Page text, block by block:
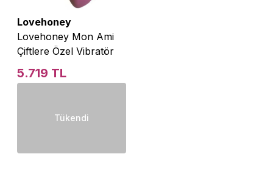
Lovehoney
Lovehoney Mon Ami
Çiftlere Özel Vibratör
5.719 TL
Tükendi